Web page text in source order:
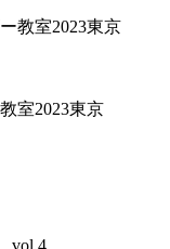
教室2023東京